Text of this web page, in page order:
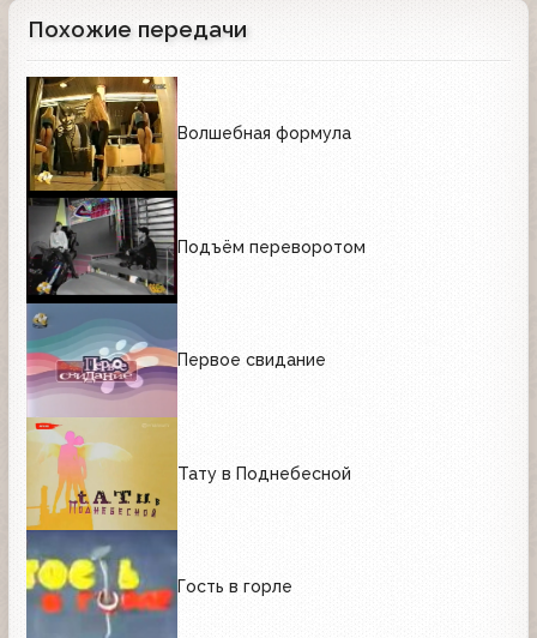
Похожие передачи
Волшебная формула
Подъём переворотом
Первое свидание
Тату в Поднебесной
Гость в горле